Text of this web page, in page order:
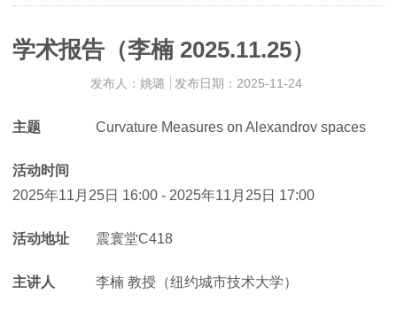
迹
学术报告（李楠 2025.11.25）
发布人：姚璐 发布日期：2025-11-24
主题 Curvature Measures on Alexandrov spaces
活动时间
2025年11月25日 16:00 - 2025年11月25日 17:00
活动地址 震寰堂C418
主讲人 李楠 教授（纽约城市技术大学）